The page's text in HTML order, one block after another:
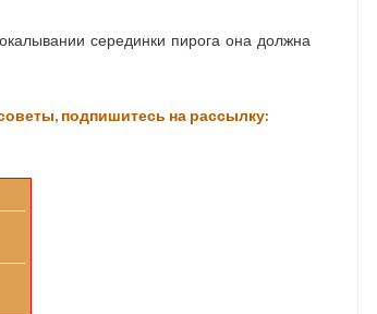
серединки пирога она должна
подпишитесь на рассылку: